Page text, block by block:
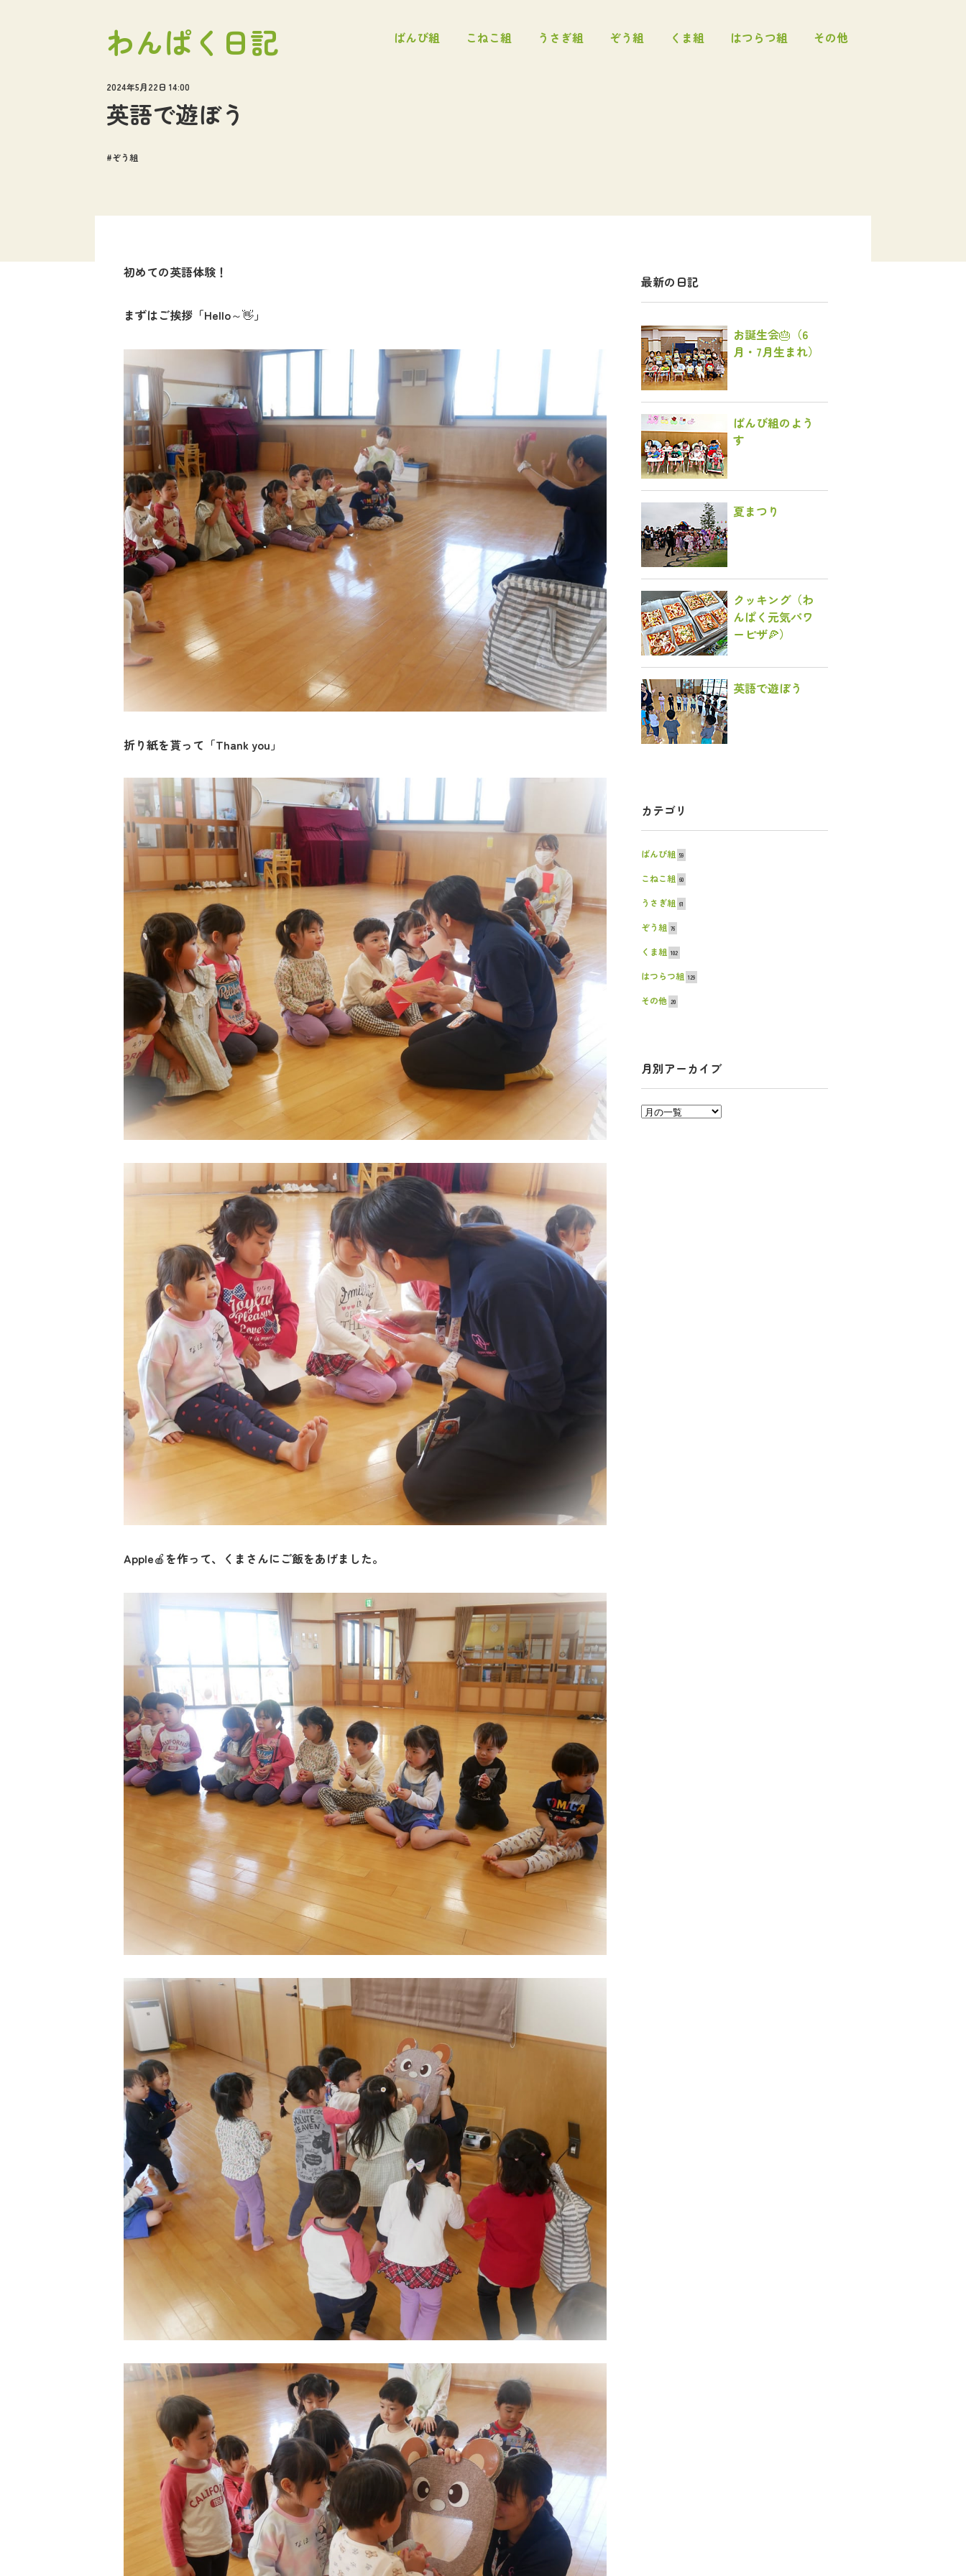
わんぱく日記 ばんび組 こねこ組 うさぎ組 ぞう組 くま組 はつらつ組 その他
2024年5月22日 14:00
英語で遊ぼう
ぞう組
初めての英語体験！
まずはご挨拶「Hello～ 👋 」
折り紙を貰って「Thank you 」
Apple🍎 を作って、くまさんにご飯をあげました。
最新の日記
お誕生会🎂（6
月・7月生まれ）
ばんび組のよう
す
夏まつり
クッキング（わ
んぱく元気パワ
ーピザ🍕）
英語で遊ぼう
カテゴリ
ばんび組 59
こねこ組 60
うさぎ組 61
ぞう組 76
くま組 102
はつらつ組 129
その他 20
月別アーカイブ